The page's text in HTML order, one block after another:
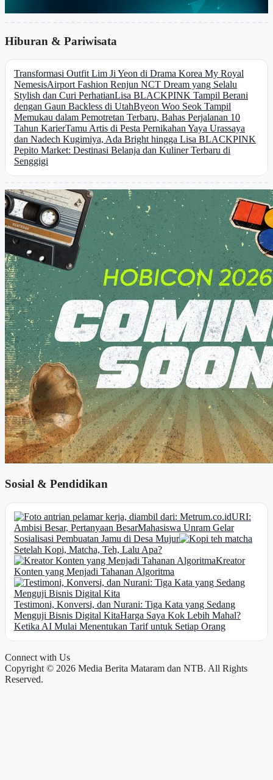
Hiburan & Pariwisata
Transformasi Outfit Lim Ji Yeon di Drama Korea My Royal
NemesisAirport Fashion Renjun NCT Dream yang Selalu
Stylish dan Curi PerhatianLisa BLACKPINK Tampil Berani
dengan Gaun Backless di UtahByeon Woo Seok Tampil
Memukau dalam Pemotretan Terbaru, Bahas Perjalanan 10
Tahun KarierTamu Artis di Pesta Pernikahan Yaya Urassaya
dan Nadech Kugimiya, Ada Bright hingga Lisa BLACKPINK
Pepito Market: Destinasi Belanja dan Kuliner Terbaru di
Senggigi
Sosial & Pendidikan
URI:
Ambisi Besar, Pertanyaan BesarMahasiswa Unram Gelar
Sosialisasi Pembuatan Jamu di Desa Mujur
Setelah Kopi, Matcha, Teh, Lalu Apa?
Kreator
Konten yang Menjadi Tahanan Algoritma
Testimoni, Konversi, dan Nurani: Tiga Kata yang Sedang
Menguji Bisnis Digital KitaHarga Saya Kok Lebih Mahal?
Ketika AI Mulai Menentukan Tarif untuk Setiap Orang
Connect with Us
Copyright © 2026 Media Berita Mataram dan NTB. All Rights
Reserved.